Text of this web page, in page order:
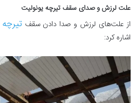
علت لرزش و صدای سقف تیرچه یونولیت
از علت‌های لرزش و صدا دادن سقفتیرچه
اشاره کرد: